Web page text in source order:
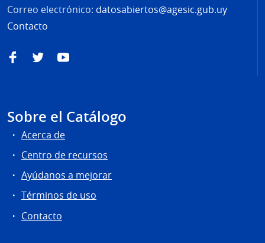
Correo electrónico: datosabiertos@agesic.gub.uy
Contacto
FacebookTwitterYouTube
Sobre el Catálogo
Acerca de
Centro de recursos
Ayúdanos a mejorar
Términos de uso
Contacto